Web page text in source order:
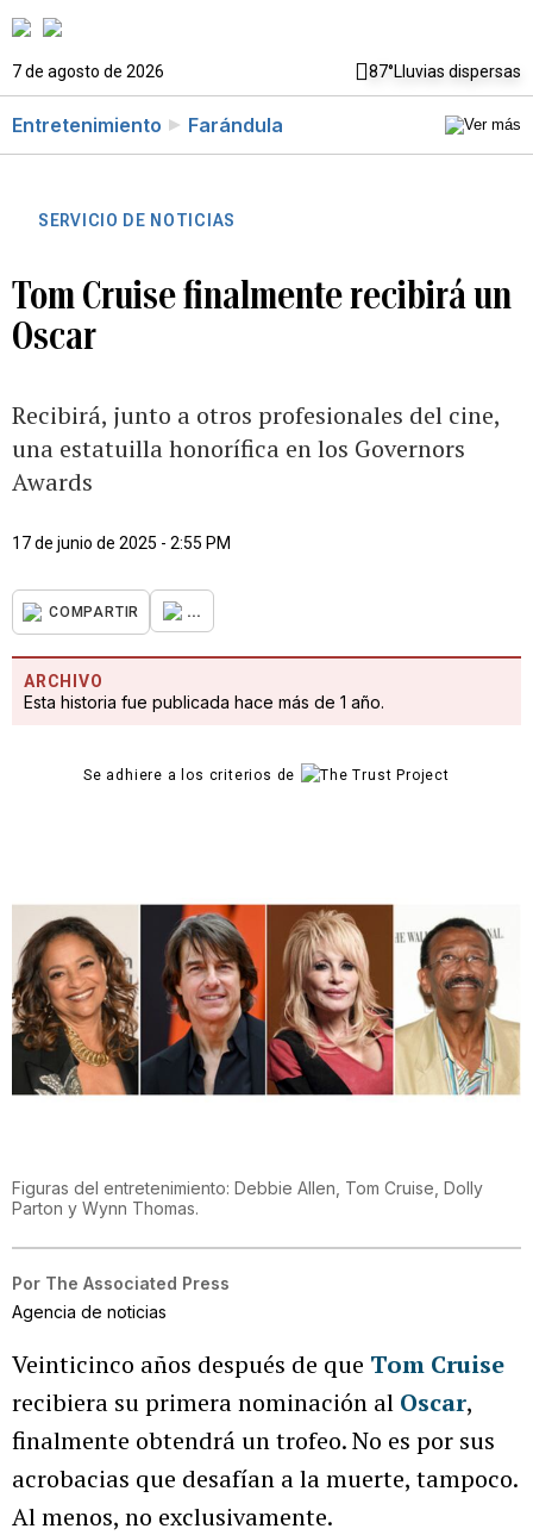
7 de agosto de 2026 87°Lluvias dispersas
Entretenimiento Farándula
SERVICIO DE NOTICIAS
Tom Cruise finalmente recibirá un
Oscar
Recibirá, junto a otros profesionales del cine,
una estatuilla honorífica en los Governors
Awards
17 de junio de 2025 - 2:55 PM
COMPARTIR ...
ARCHIVO
Esta historia fue publicada hace más de 1 año.
Se adhiere a los criterios de
Figuras del entretenimiento: Debbie Allen, Tom Cruise, Dolly
Parton y Wynn Thomas.
Por The Associated Press
Agencia de noticias
Veinticinco años después de que Tom Cruise
recibiera su primera nominación al Oscar,
finalmente obtendrá un trofeo. No es por sus
acrobacias que desafían a la muerte, tampoco.
Al menos, no exclusivamente.